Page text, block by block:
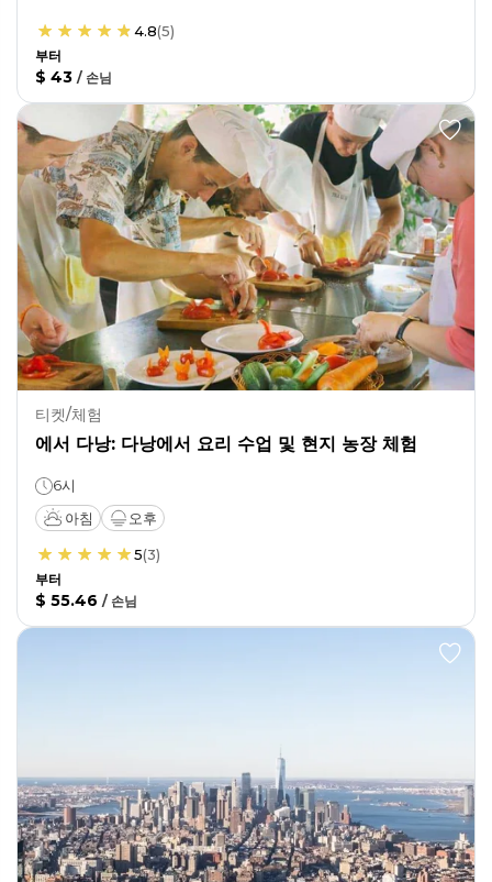
4.8(5)
부터
$ 43 / 손님
티켓/체험
에서 다낭: 다낭에서 요리 수업 및 현지 농장 체험
6시
아침
오후
5(3)
부터
$ 55.46 / 손님